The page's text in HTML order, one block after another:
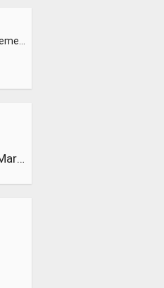
Daniel Fernandes Martins